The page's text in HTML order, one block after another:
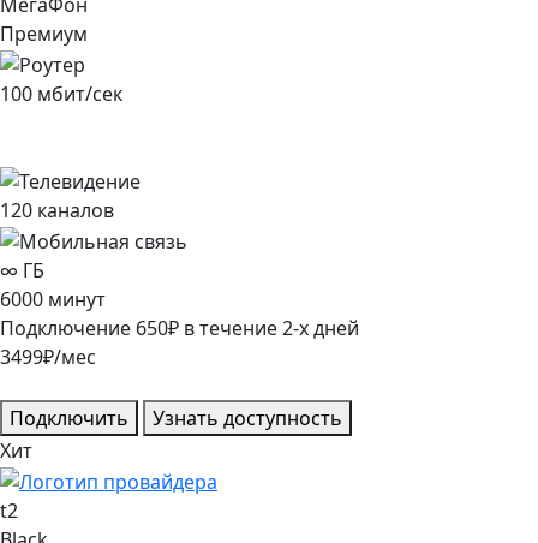
Премиум
100 мбит/сек
120 каналов
∞ ГБ
6000 минут
Подключение 650₽ в течение2-х дней
3499₽/мес
Подключить
Узнать доступность
Хит
t2